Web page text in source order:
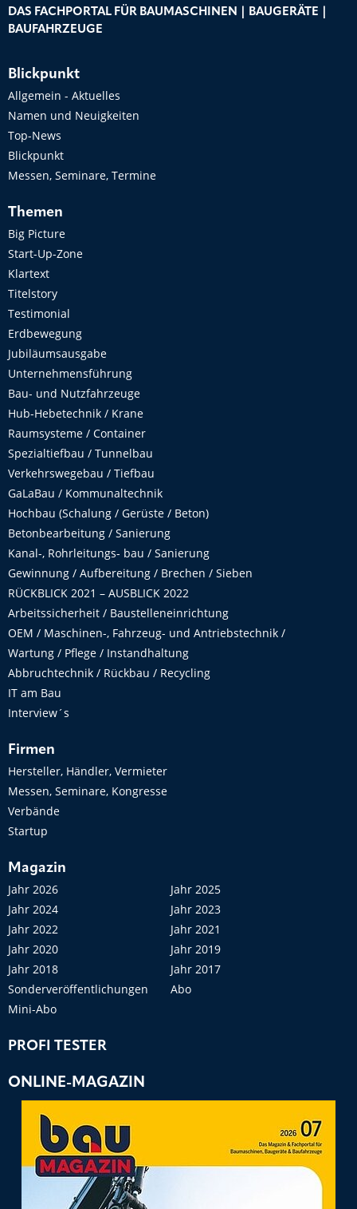
DAS FACHPORTAL FÜR BAUMASCHINEN | BAUGERÄTE |
BAUFAHRZEUGE
Blickpunkt
Allgemein - Aktuelles
Namen und Neuigkeiten
Top-News
Blickpunkt
Messen, Seminare, Termine
Themen
Big Picture
Start-Up-Zone
Klartext
Titelstory
Testimonial
Erdbewegung
Jubiläumsausgabe
Unternehmensführung
Bau- und Nutzfahrzeuge
Hub-Hebetechnik / Krane
Raumsysteme / Container
Spezialtiefbau / Tunnelbau
Verkehrswegebau / Tiefbau
GaLaBau / Kommunaltechnik
Hochbau (Schalung / Gerüste / Beton)
Betonbearbeitung / Sanierung
Kanal-, Rohrleitungs- bau / Sanierung
Gewinnung / Aufbereitung / Brechen / Sieben
RÜCKBLICK 2021 – AUSBLICK 2022
Arbeitssicherheit / Baustelleneinrichtung
OEM / Maschinen-, Fahrzeug- und Antriebstechnik /
Wartung / Pflege / Instandhaltung
Abbruchtechnik / Rückbau / Recycling
IT am Bau
Interview´s
Firmen
Hersteller, Händler, Vermieter
Messen, Seminare, Kongresse
Verbände
Startup
Magazin
Jahr 2026
Jahr 2025
Jahr 2024
Jahr 2023
Jahr 2022
Jahr 2021
Jahr 2020
Jahr 2019
Jahr 2018
Jahr 2017
Sonderveröffentlichungen
Abo
Mini-Abo
PROFI TESTER
ONLINE-MAGAZIN